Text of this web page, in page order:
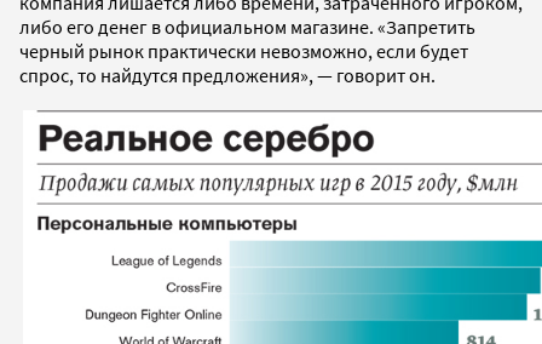
либо его денег в официальном магазине. «Запретить
черный рынок практически невозможно, если будет
спрос, то найдутся предложения», — говорит он.